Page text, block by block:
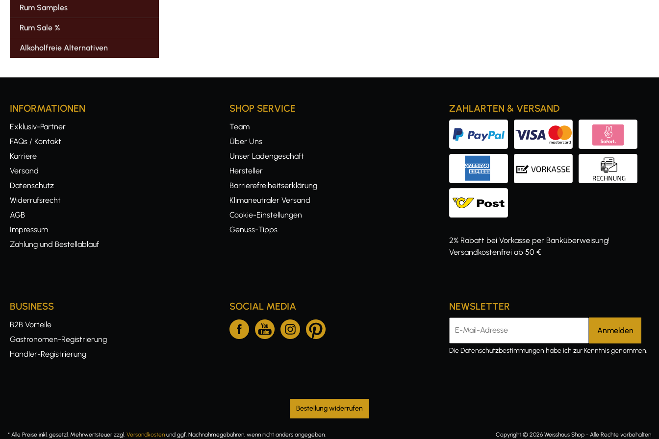
Rum Samples
Rum Sale %
Alkoholfreie Alternativen
INFORMATIONEN
Exklusiv-Partner
FAQs / Kontakt
Karriere
Versand
Datenschutz
Widerrufsrecht
AGB
Impressum
Zahlung und Bestellablauf
SHOP SERVICE
Team
Über Uns
Unser Ladengeschäft
Hersteller
Barrierefreiheitserklärung
Klimaneutraler Versand
Cookie-Einstellungen
Genuss-Tipps
ZAHLARTEN & VERSAND
2% Rabatt bei Vorkasse per Banküberweisung!
Versandkostenfrei ab 50 €
BUSINESS
B2B Vorteile
Gastronomen-Registrierung
Händler-Registrierung
SOCIAL MEDIA NEWSLETTER
E-Mail-Adresse
DieDatenschutzbestimmungen habe ich zur Kenntnis genommen.
Bestellung widerrufen
* Alle Preise inkl. gesetzl. Mehrwertsteuer zzgl. Versandkosten und ggf. Nachnahmegebühren, wenn nicht anders angegeben. Copyright © 2026 Weisshaus Shop - Alle Rechte vorbehalten